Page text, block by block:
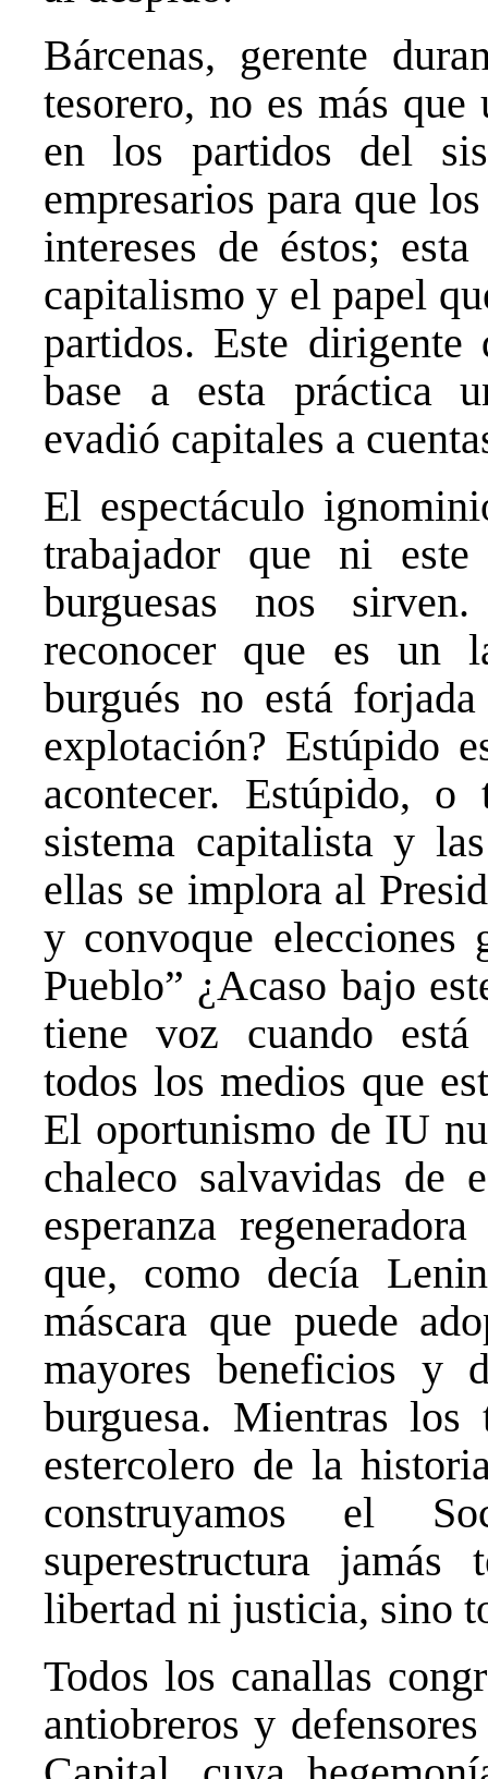
Bárcenas, gerente
tesorero, no es más
en los partidos del
empresarios para que
intereses de éstos;
capitalismo y el papel
partidos. Este dirigente
base a esta práctica
evadió capitales a
El espectáculo
trabajador que ni
burguesas nos
reconocer que es un
burgués no está
explotación? Estúpido
acontecer. Estúpido,
sistema capitalista y
ellas se implora al
y convoque elecciones
Pueblo” ¿Acaso bajo
tiene voz cuando está
todos los medios que
El oportunismo de IU
chaleco salvavidas de
esperanza
que, como decía
máscara que puede
mayores beneficios y
burguesa. Mientras los
estercolero de la
construyamos el
superestructura
libertad ni justicia, sino
Todos los canallas
antiobreros y